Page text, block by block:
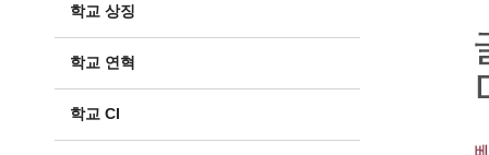
학교 상징
학교 연혁
학교 CI